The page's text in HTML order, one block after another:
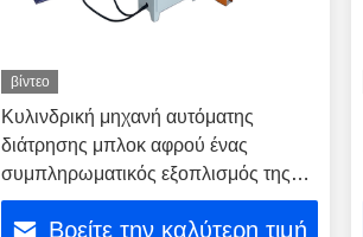
βίντεο
Κυλινδρική μηχανή αυτόματης
διάτρησης μπλοκ αφρού ένας
συμπληρωματικός εξοπλισμός της
μηχανής αποφλοίωσης αφρού
Βρείτε την καλύτερη τιμή